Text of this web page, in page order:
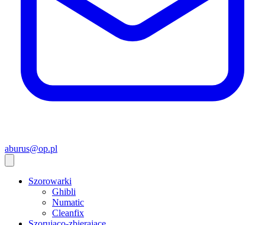
aburus@op.pl
Szorowarki
Ghibli
Numatic
Cleanfix